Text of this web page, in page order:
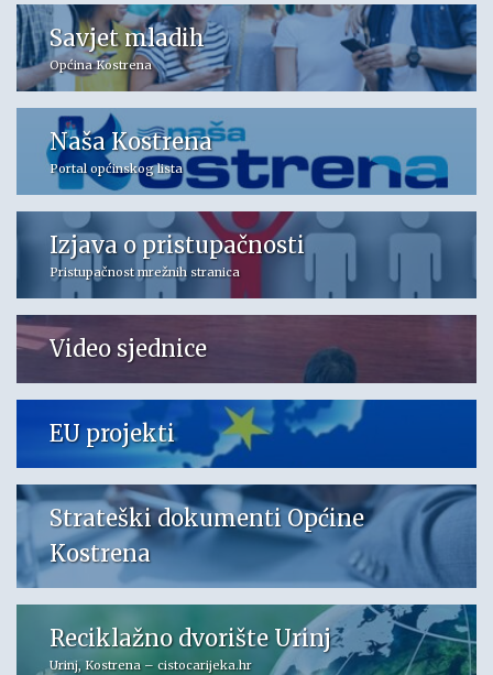
Savjet mladih
Općina Kostrena
Naša Kostrena
Portal općinskog lista
Izjava o pristupačnosti
Pristupačnost mrežnih stranica
Video sjednice
EU projekti
Strateški dokumenti Općine
Kostrena
Reciklažno dvorište Urinj
Urinj, Kostrena – cistocarijeka.hr